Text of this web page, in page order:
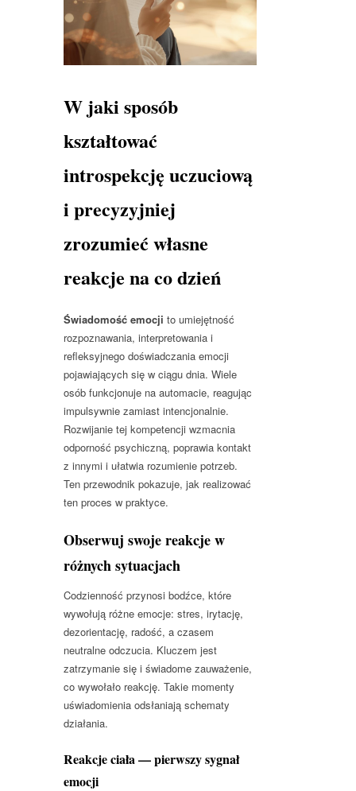
W jaki sposób
kształtować
introspekcję uczuciową
i precyzyjniej
zrozumieć własne
reakcje na co dzień
Świadomość emocji to umiejętność
rozpoznawania, interpretowania i
refleksyjnego doświadczania emocji
pojawiających się w ciągu dnia. Wiele
osób funkcjonuje na automacie, reagując
impulsywnie zamiast intencjonalnie.
Rozwijanie tej kompetencji wzmacnia
odporność psychiczną, poprawia kontakt
z innymi i ułatwia rozumienie potrzeb.
Ten przewodnik pokazuje, jak realizować
ten proces w praktyce.
Obserwuj swoje reakcje w
różnych sytuacjach
Codzienność przynosi bodźce, które
wywołują różne emocje: stres, irytację,
dezorientację, radość, a czasem
neutralne odczucia. Kluczem jest
zatrzymanie się i świadome zauważenie,
co wywołało reakcję. Takie momenty
uświadomienia odsłaniają schematy
działania.
Reakcje ciała — pierwszy sygnał
emocji